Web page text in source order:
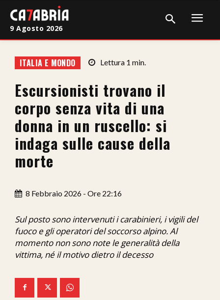
Cronaca
Giudiziaria
Politica
Sport
Attualità
Ita-Mondo
C7 Play
Mix Zone
9 Agosto 2026
ITALIA E MONDO Lettura 1 min.
Escursionisti trovano il
corpo senza vita di una
donna in un ruscello: si
indaga sulle cause della
morte
8 Febbraio 2026 - Ore 22:16
Sul posto sono intervenuti i carabinieri, i vigili del
fuoco e gli operatori del soccorso alpino. Al
momento non sono note le generalità della
vittima, né il motivo dietro il decesso